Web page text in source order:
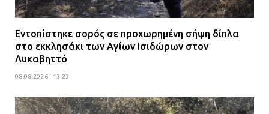
Εντοπίστηκε σορός σε προχωρημένη σήψη δίπλα
στο εκκλησάκι των Αγίων Ισιδώρων στον
Λυκαβηττό
08.08.2026 | 13:23